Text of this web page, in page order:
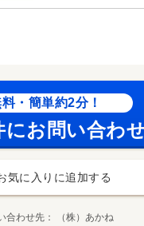
・簡単約2分！
にお問い合わ
気に入りに追加する
合わせ先 （株）あかね